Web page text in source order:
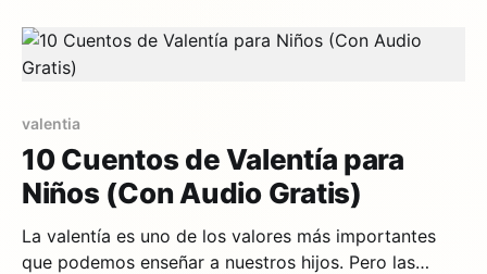
muestran cómo se ven la lealtad, la confianza
valentia
10 Cuentos de Valentía para
Niños (Con Audio Gratis)
La valentía es uno de los valores más importantes
que podemos enseñar a nuestros hijos. Pero las